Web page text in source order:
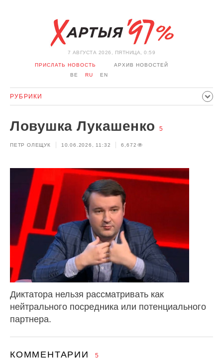
7 АВГУСТА 2026, ПЯТНИЦА, 0:59
ПРИСЛАТЬ НОВОСТЬ
АРХИВ НОВОСТЕЙ
BE
RU EN
РУБРИКИ
ПРОИСШЕСТВИЯ СПОРТ КУЛЬТУРА ИСТОРИЯ
МНЕНИЕ ИНТЕРВЬЮ ТЕХНОЛОГИИ
КОРОНАВИРУС БЕЛАРУСЬ В НАТО
Ловушка Лукашенко 5
ПЕТР ОЛЕЩУК 10.06.2026, 11:32 6,672
Диктатора нельзя рассматривать как
нейтрального посредника или потенциального
партнера.
КОММЕНТАРИИ 5